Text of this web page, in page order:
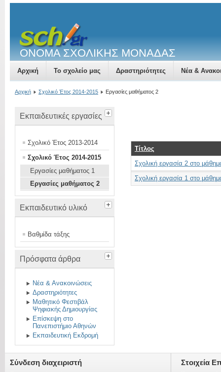
ΟΝΟΜΑ ΣΧΟΛΙΚΗΣ ΜΟΝΑΔΑΣ
Αρχική Το σχολείο μας Δραστηριότητες Νέα &
Αρχική Σχολικό Έτος 2014-2015 Εργασίες μαθήματος 2
Εκπαιδευτικές εργασίες
Σχολικό Έτος 2013-2014
Σχολικό Έτος 2014-2015
Εργασίες μαθήματος 1
Εργασίες μαθήματος 2
Εκπαιδευτικό υλικό
Βαθμίδα τάξης
Πρόσφατα άρθρα
Νέα & Ανακοινώσεις
Δραστηριότητες
Μαθητικό Φεστιβάλ
Ψηφιακής Δημιουργίας
Επίσκεψη στο
Πανεπιστήμιο Αθηνών
Εκπαιδευτική Εκδρομή
Τίτλος
Σχολική εργασία 2 στο
Σχολική εργασία 1 στο
Σύνδεση διαχειριστή Στοιχεία